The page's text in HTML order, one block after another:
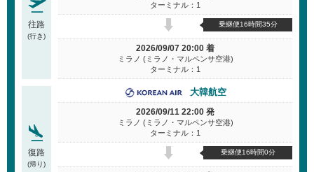
往路
(行き)
ターミナル：1
乗継便16時間35分
2026/09/07 20:00 着
ミラノ (ミラノ・マルペンサ空港)
ターミナル：1
復路
(帰り)
大韓航空
2026/09/11 22:00 発
ミラノ (ミラノ・マルペンサ空港)
ターミナル：1
乗継便16時間0分